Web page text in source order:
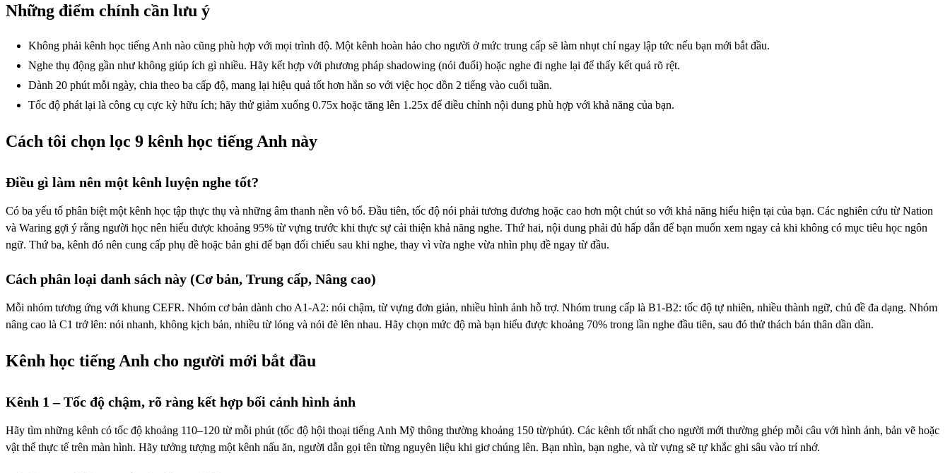
Những điểm chính cần lưu ý
Không phải kênh học tiếng Anh nào cũng phù hợp với mọi trình độ. Một kênh hoàn hảo cho người ở mức trung cấp sẽ làm nhụt chí ngay lập tức nếu bạn mới bắt đầu.
Nghe thụ động gần như không giúp ích gì nhiều. Hãy kết hợp với phương pháp shadowing (nói đuổi) hoặc nghe đi nghe lại để thấy kết quả rõ rệt.
Dành 20 phút mỗi ngày, chia theo ba cấp độ, mang lại hiệu quả tốt hơn hẳn so với việc học dồn 2 tiếng vào cuối tuần.
Tốc độ phát lại là công cụ cực kỳ hữu ích; hãy thử giảm xuống 0.75x hoặc tăng lên 1.25x để điều chỉnh nội dung phù hợp với khả năng của bạn.
Cách tôi chọn lọc 9 kênh học tiếng Anh này
Điều gì làm nên một kênh luyện nghe tốt?
Có ba yếu tố phân biệt một kênh học tập thực thụ và những âm thanh nền vô bổ. Đầu tiên, tốc độ nói phải tương đương hoặc cao hơn một chút so với khả năng hiểu hiện tại của bạn. Các nghiên cứu từ Nation
và Waring gợi ý rằng người học nên hiểu được khoảng 95% từ vựng trước khi thực sự cải thiện khả năng nghe. Thứ hai, nội dung phải đủ hấp dẫn để bạn muốn xem ngay cả khi không có mục tiêu học ngôn
ngữ. Thứ ba, kênh đó nên cung cấp phụ đề hoặc bản ghi để bạn đối chiếu sau khi nghe, thay vì vừa nghe vừa nhìn phụ đề ngay từ đầu.
Cách phân loại danh sách này (Cơ bản, Trung cấp, Nâng cao)
Mỗi nhóm tương ứng với khung CEFR. Nhóm cơ bản dành cho A1-A2: nói chậm, từ vựng đơn giản, nhiều hình ảnh hỗ trợ. Nhóm trung cấp là B1-B2: tốc độ tự nhiên, nhiều thành ngữ, chủ đề đa dạng. Nhóm
nâng cao là C1 trở lên: nói nhanh, không kịch bản, nhiều từ lóng và nói đè lên nhau. Hãy chọn mức độ mà bạn hiểu được khoảng 70% trong lần nghe đầu tiên, sau đó thử thách bản thân dần dần.
Kênh học tiếng Anh cho người mới bắt đầu
Kênh 1 – Tốc độ chậm, rõ ràng kết hợp bối cảnh hình ảnh
Hãy tìm những kênh có tốc độ khoảng 110–120 từ mỗi phút (tốc độ hội thoại tiếng Anh Mỹ thông thường khoảng 150 từ/phút). Các kênh tốt nhất cho người mới thường ghép mỗi câu với hình ảnh, bản vẽ hoặc
vật thể thực tế trên màn hình. Hãy tưởng tượng một kênh nấu ăn, người dẫn gọi tên từng nguyên liệu khi giơ chúng lên. Bạn nhìn, bạn nghe, và từ vựng sẽ tự khắc ghi sâu vào trí nhớ.